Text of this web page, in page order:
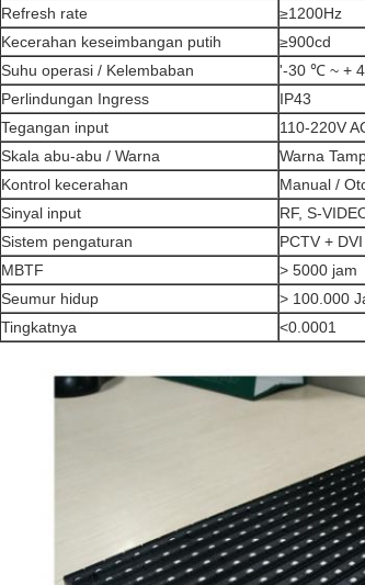
Refresh rate
≥1200Hz
Kecerahan keseimbangan putih
≥900cd
Suhu operasi / Kelembaban
'-30 ℃ ~ +
Perlindungan Ingress
IP43
Tegangan input
110-220V
Skala abu-abu / Warna
Warna
Kontrol kecerahan
Manual /
Sinyal input
RF, S-
Sistem pengaturan
PCTV +
MBTF
> 5000 jam
Seumur hidup
> 100.000
Tingkatnya
<0.0001